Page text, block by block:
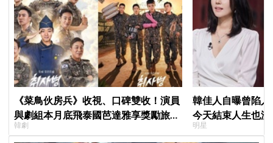
《菜鳥伙房兵》收視、口碑雙收！演員
與劇組本月底飛泰國芭達雅享獎勵旅
行，慶祝亮眼成績
韓劇
韓佳人自曝曾陷
今天結束人生也
YouTube重拾生
明星